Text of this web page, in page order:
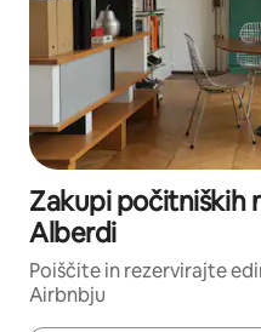
Zakupi počitniških
Alberdi
Poiščite in rezervirajte
Airbnbju